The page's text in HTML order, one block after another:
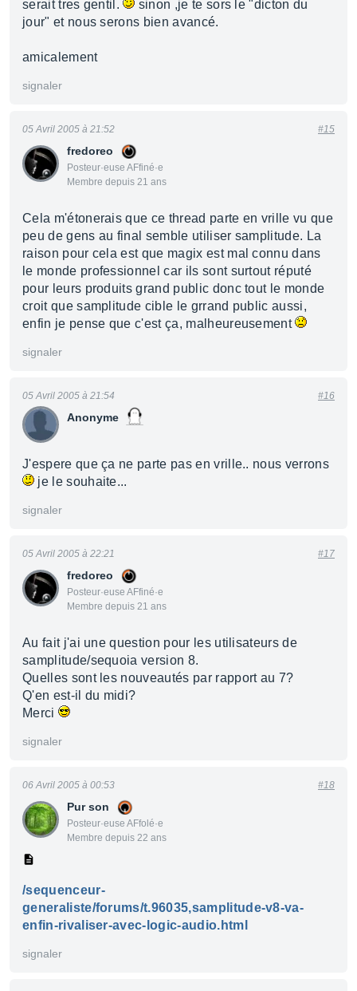
serait tres gentil.
sinon ,je te sors le "dicton du
jour" et nous serons bien avancé.
amicalement
signaler
fredoreo
Posteur·euse AFfiné·e
Membre depuis 21 ans
05 Avril 2005 à 21:52 #15
Cela m'étonerais que ce thread parte en vrille vu que
peu de gens au final semble utiliser samplitude. La
raison pour cela est que magix est mal connu dans
le monde professionnel car ils sont surtout réputé
pour leurs produits grand public donc tout le monde
croit que samplitude cible le grrand public aussi,
enfin je pense que c'est ça, malheureusement
signaler
Anonyme
05 Avril 2005 à 21:54 #16
J'espere que ça ne parte pas en vrille.. nous verrons
je le souhaite...
signaler
fredoreo
Posteur·euse AFfiné·e
Membre depuis 21 ans
05 Avril 2005 à 22:21 #17
Au fait j'ai une question pour les utilisateurs de
samplitude/sequoia version 8.
Quelles sont les nouveautés par rapport au 7?
Q'en est-il du midi?
Merci
signaler
Pur son
Posteur·euse AFfolé·e
Membre depuis 22 ans
06 Avril 2005 à 00:53 #18
/sequenceur-
generaliste/forums/t.96035,samplitude-v8-va-
enfin-rivaliser-avec-logic-audio.html
signaler